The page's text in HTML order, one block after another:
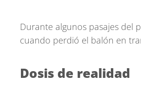
Durante algunos pasajes del
cuando perdió el balón en
Dosis de realidad